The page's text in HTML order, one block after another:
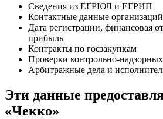
Сведения из ЕГРЮЛ и ЕГРИП
Контактные данные организаций
Дата регистрации, финансовая
прибыль
Контракты по госзакупкам
Проверки контрольно-
Арбитражные дела и
Эти данные
«Чекко»